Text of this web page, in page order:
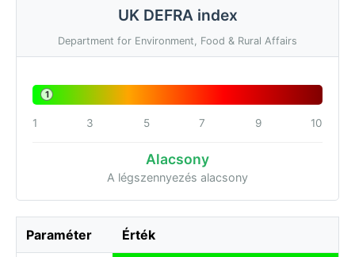
UK DEFRA index
Department for Environment, Food & Rural Affairs
1
1 3 5 7 9 10
Alacsony
A légszennyezés alacsony
Paraméter Érték